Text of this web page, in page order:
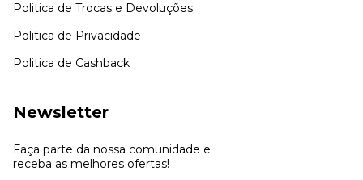
Politica de Trocas e Devoluções
Politica de Privacidade
Politica de Cashback
Newsletter
Faça parte da nossa comunidade e
receba as melhores ofertas!